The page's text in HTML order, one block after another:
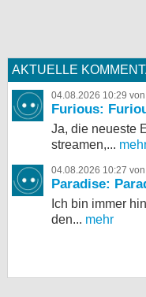
AKTUELLE
04.08.2026 10:29
Furious:
Ja, die neueste
streamen,...
04.08.2026 10:27
Paradise:
Ich bin immer
den... mehr